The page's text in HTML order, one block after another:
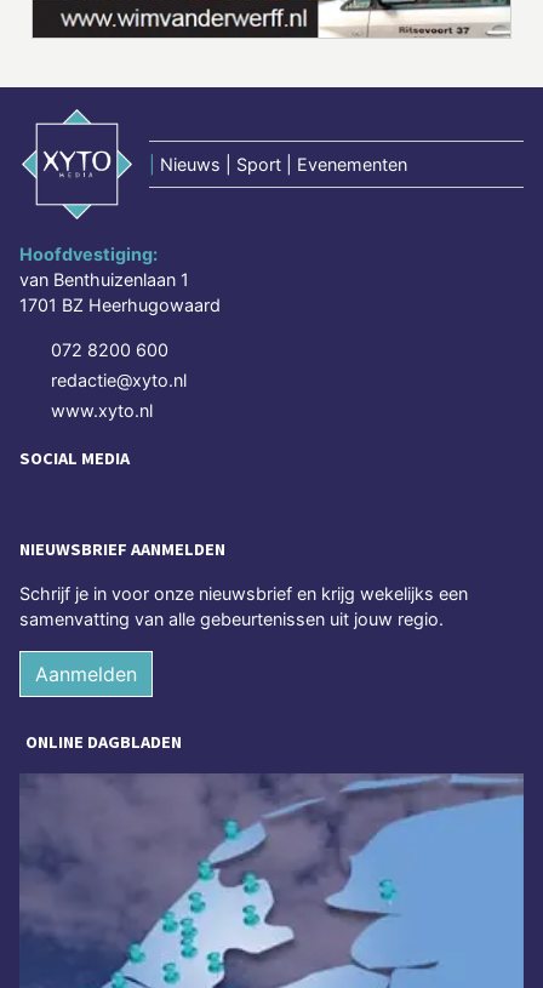
Nieuws | Sport | Evenementen
Hoofdvestiging:
van Benthuizenlaan 1
1701 BZ Heerhugowaard
072 8200 600
redactie@xyto.nl
www.xyto.nl
SOCIAL MEDIA
NIEUWSBRIEF AANMELDEN
Schrijf je in voor onze nieuwsbrief en krijg wekelijks een
samenvatting van alle gebeurtenissen uit jouw regio.
Aanmelden
ONLINE DAGBLADEN